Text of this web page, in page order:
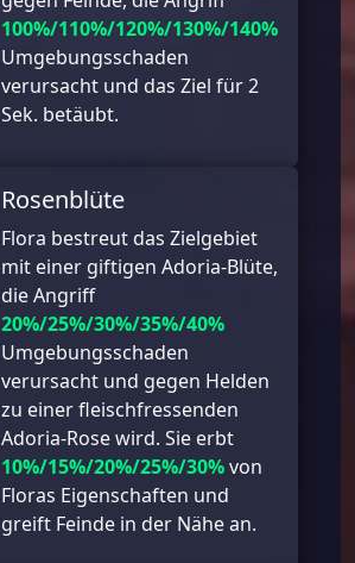
100%/110%/120%/130%/140%
Umgebungsschaden
verursacht und das Ziel für 2
Sek. betäubt.
Rosenblüte
Flora bestreut das Zielgebiet
mit einer giftigen Adoria-Blüte,
die Angriff
20%/25%/30%/35%/40%
Umgebungsschaden
verursacht und gegen Helden
zu einer fleischfressenden
Adoria-Rose wird. Sie erbt
10%/15%/20%/25%/30%von
Floras Eigenschaften und
greift Feinde in der Nähe an.